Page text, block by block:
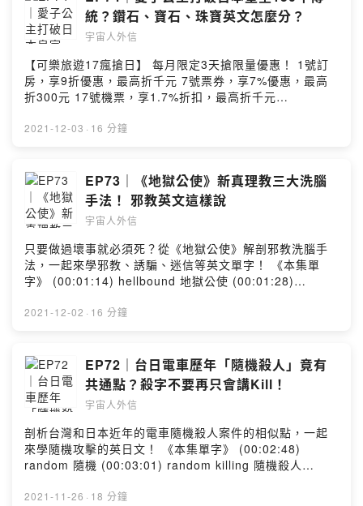
播劉傑中 Ethan ETtoday英文編譯 Ryan ETtoday日韓文
編譯 隔壁老王 👉到IG看完整英文單字卡
https://bit.ly/3cdU82z 🤝歡迎乾爹乾媽合作請洽
(00:06:29) twin beds 兩張單人床的雙人房 (00:08:31)
two blankets 兩件棉被 (00:09:06) シングル Shinguru
(00:09:15) ダブル Daburu (00:09:27) ツイン Tsuin
(00:09:53) 싱글룸 sing-geullum (00:10:01) 더블룸
deobeullum (00:10:09) 트윈룸 teuwinlum (00:12:15)
leave 離開／留下 (00:12:31) Can I leave our luggage
here at the frontdesk 我可以把我們的行李留在前台嗎
(00:12:47) Yes, we can keep your luggage 好的我們可
shibaraku nimotsu o azukatte moraenaideshou ka
(00:16:06) 여기 짐을 맡겨도 될까요 yeogi jim-eul
matgyeodo doelkkayo (00:16:52) When do you start
serving breakfast 早上幾點供餐 (00:17:28) Whose
(00:17:59) The reservation is under Ethan Liu 預約人
的名字是Ethan劉 (00:18:31) 朝食は何時からですか
Choushoku wa nanji karadesu ka (00:19:05) 조식은 몇
人：英文主播劉傑中 Ethan ETtoday英文編譯 Ryan
podcast@ettoday.net --Hosting provided by SoundOn
統？鑽石、寶石、珠寶英文怎麼分？
宇宙人外信
【可樂旅遊17瘋搶日】 每月限定3天搶限量優惠！ 1號訂
房，享9折優惠，最高折千元 7號票券，享7%優惠，最高
折300元 17號機票，享1.7%折扣，最高折千元
動態廣告－－－－ 愛子公主成年禮即將來臨，卻說要放棄
我明天就要變30歲了 (00:04:04) no budget 沒有預算
(00:04:35) crown 皇冠 (00:04:57) He was crowned 他
被加冕 (00:04:59) She was crowned 她被加冕
(00:05:05) tiara 頭飾皇冠 (00:05:41) second-hand 二
手 (00:05:57) pre-owned 曾有過主人的 (00:05:59) pre
先／曾 (00:06:01) owned 擁有過 (00:12:30) diamond
鑽石 (00:12:37) gem 寶石 (00:13:02) jewel 珠寶（可數
的） (00:13:29) jewelry 珠寶（總稱） 主持人：英文主播
劉傑中 Ethan ETtoday英文編譯 Ryan ETtoday日韓文編
podcast@ettoday.net --Hosting provided by SoundOn
2021-12-03 · 16 分鐘
EP73｜《地獄公使》新真理教三大洗腦
手法！ 邪教英文這樣說
宇宙人外信
只要做過壞事就必須死？從《地獄公使》解剖邪教洗腦手
法，一起來學邪教、誘騙、迷信等英文單字！ 《本集單
字》 (00:01:14) hellbound 地獄公使 (00:01:28)
apocalypse 啟示錄；天啓 (00:06:29) superstitious 迷
(00:08:37) peer pressure 同儕壓力 (00:08:56) cult 邪
教 (00:09:22) cult movie 邪教電影 (00:15:24)
brainwash 洗腦 (00:15:34) lure 引誘／吸引／誘騙
(00:15:49) seize 挾持／握住 (00:16:02) She was lured
and brainwashed 她被引誘並洗腦 主持人：英文主播劉
傑中 Ethan ETtoday英文編譯 Ryan ETtoday日韓文編譯
隔壁老王 👉到IG看完整英文單字卡
https://bit.ly/3cdU82z 🤝歡迎乾爹乾媽合作請洽
podcast@ettoday.net --Hosting provided by SoundOn
2021-12-02 · 16 分鐘
EP72｜台日電車歷年「隨機殺人」竟有
共通點？殺字不要再只會講Kill！
宇宙人外信
剖析台灣和日本近年的電車隨機殺人案件的相似點，一起
來學隨機攻擊的英日文！ 《本集單字》 (00:02:48)
random 隨機 (00:03:01) random killing 隨機殺人
機砍人 (00:04:13) indiscriminate killing 隨機殺人
2021-11-26 · 18 分鐘